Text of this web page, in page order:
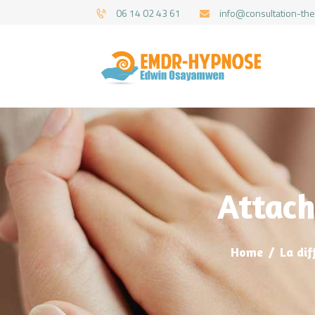
06 14 02 43 61 info@consultation-
Home La